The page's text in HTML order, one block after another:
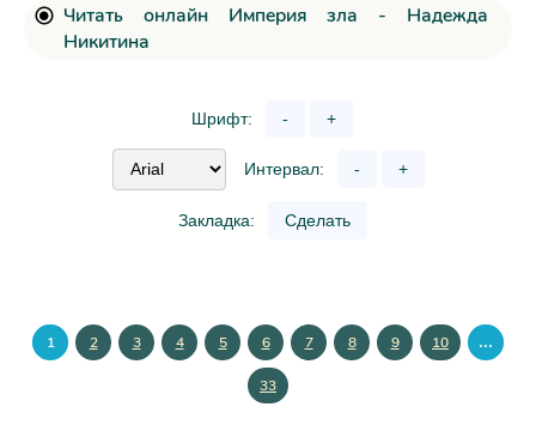
Читать онлайн Империя зла - Надежда
Никитина
Шрифт: - +
Интервал: - +
Закладка: Сделать
1 2 3 4 5 6 7 8 9 10 ...
33